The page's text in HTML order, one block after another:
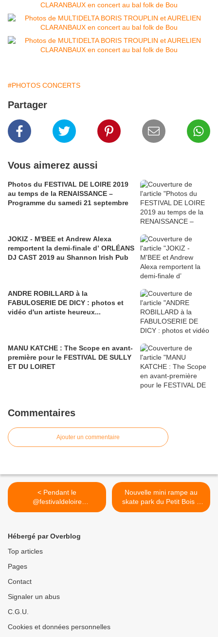
#PHOTOS CONCERTS
Partager
Vous aimerez aussi
Photos du FESTIVAL DE LOIRE 2019
au temps de la RENAISSANCE –
Programme du samedi 21 septembre
JOKIZ - M'BEE et Andrew Alexa
remportent la demi-finale d’ ORLÉANS
DJ CAST 2019 au Shannon Irish Pub
ANDRE ROBILLARD à la
FABULOSERIE DE DICY : photos et
vidéo d'un artiste heureux...
MANU KATCHE : The Scope en avant-
première pour le FESTIVAL DE SULLY
ET DU LOIRET
Commentaires
Ajouter un commentaire
< Pendant le
@festivaldeloire
#InterruptionTrains...
Nouvelle mini rampe au
skate park du Petit Bois à
Saint Jean de Braye. >
Hébergé par Overblog
Top articles
Pages
Contact
Signaler un abus
C.G.U.
Cookies et données personnelles